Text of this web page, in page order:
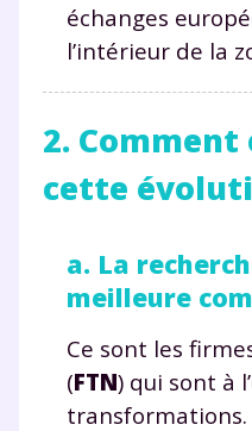
échanges
l’intérieur de la
2.
cette
a. La
meilleure
Ce sont les
(FTN) qui sont à
transformations.